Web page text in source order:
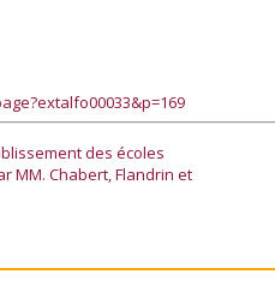
des écoles
MM. Chabert, Flandrin et